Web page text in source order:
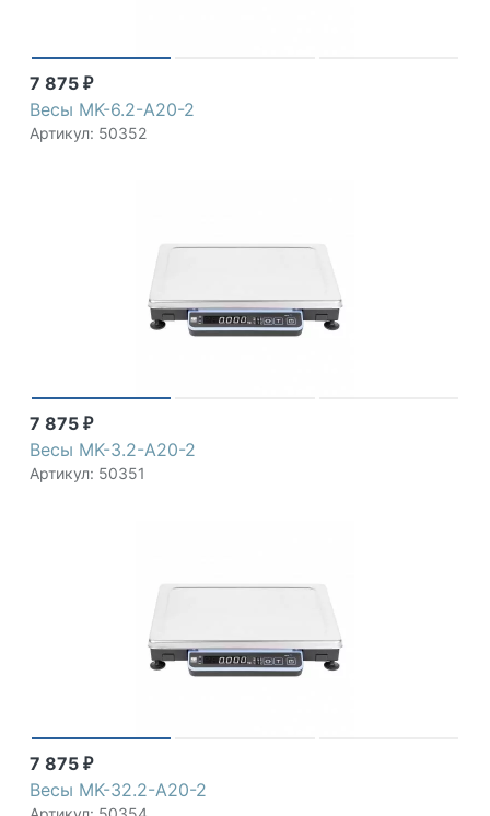
7 875 ₽
Весы MK-6.2-A20-2
Артикул: 50352
7 875 ₽
Весы MK-3.2-A20-2
Артикул: 50351
7 875 ₽
Весы MK-32.2-A20-2